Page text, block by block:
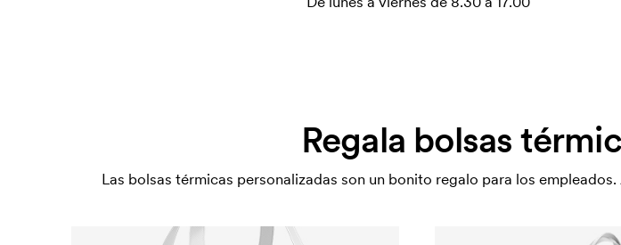
Regala bolsas
Las bolsas térmicas personalizadas son un bonito regalo para los